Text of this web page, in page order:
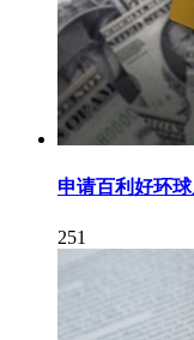
申请百利好环
251